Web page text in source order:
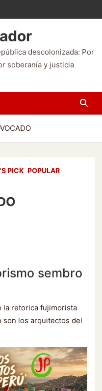
descolonizada: Por
soberanía y justicia
PICK POPULAR
sembro
la retorica fujimorista
son los arquitectos del